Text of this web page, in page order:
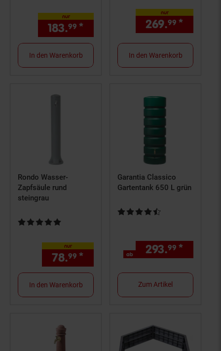
nur
183.99 * € Sternchen
In den Warenkorb
nur
269.99 *
In den Warenkorb
Rondo Wasser-
Zapfsäule rund
steingrau
Kundenbewertung: 4,86 von 5 Sternen
nur
78.99 * 99€ Sternchen
In den Warenkorb
Garantia Classico
Gartentank 650 L grün
Kundenbewertung: 4,65 von 5
ab 293.99 *
Zum Artikel